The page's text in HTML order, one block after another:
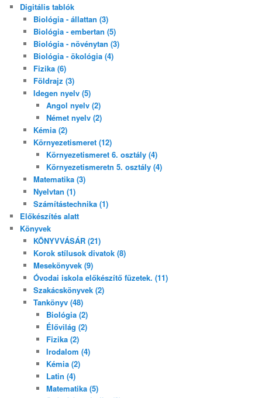
Digitális tablók
Biológia - állattan (3)
Biológia - embertan (5)
Biológia - növénytan (3)
Biológia - ökológia (4)
Fizika (6)
Földrajz (3)
Idegen nyelv (5)
Angol nyelv (2)
Német nyelv (2)
Kémia (2)
Környezetismeret (12)
Környezetismeret 6. osztály (4)
Környezetismeretn 5. osztály (4)
Matematika (3)
Nyelvtan (1)
Számítástechnika (1)
Előkészítés alatt
Könyvek
KÖNYVVÁSÁR (21)
Korok stílusok divatok (8)
Mesekönyvek (9)
Óvodai iskola előkészítő füzetek. (11)
Szakácskönyvek (2)
Tankönyv (48)
Biológia (2)
Élővilág (2)
Fizika (2)
Irodalom (4)
Kémia (2)
Latin (4)
Matematika (5)